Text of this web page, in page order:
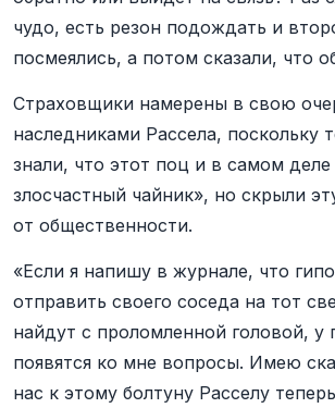
чудо, есть резон подождать и
посмеялись, а потом сказали, что
Страховщики намерены в свою
наследниками Рассела, поскольку
знали, что этот поц и в самом деле
злосчастный чайник», но скрыли
от общественности.
«Если я напишу в журнале, что
отправить своего соседа на тот
найдут с проломленной головой, у
появятся ко мне вопросы. Имею
нас к этому болтуну Расселу